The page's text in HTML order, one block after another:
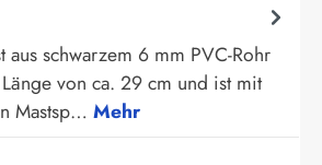
aus schwarzem 6 mm PVC-Rohr
von ca. 29 cm und ist mit
Mastsp… Mehr